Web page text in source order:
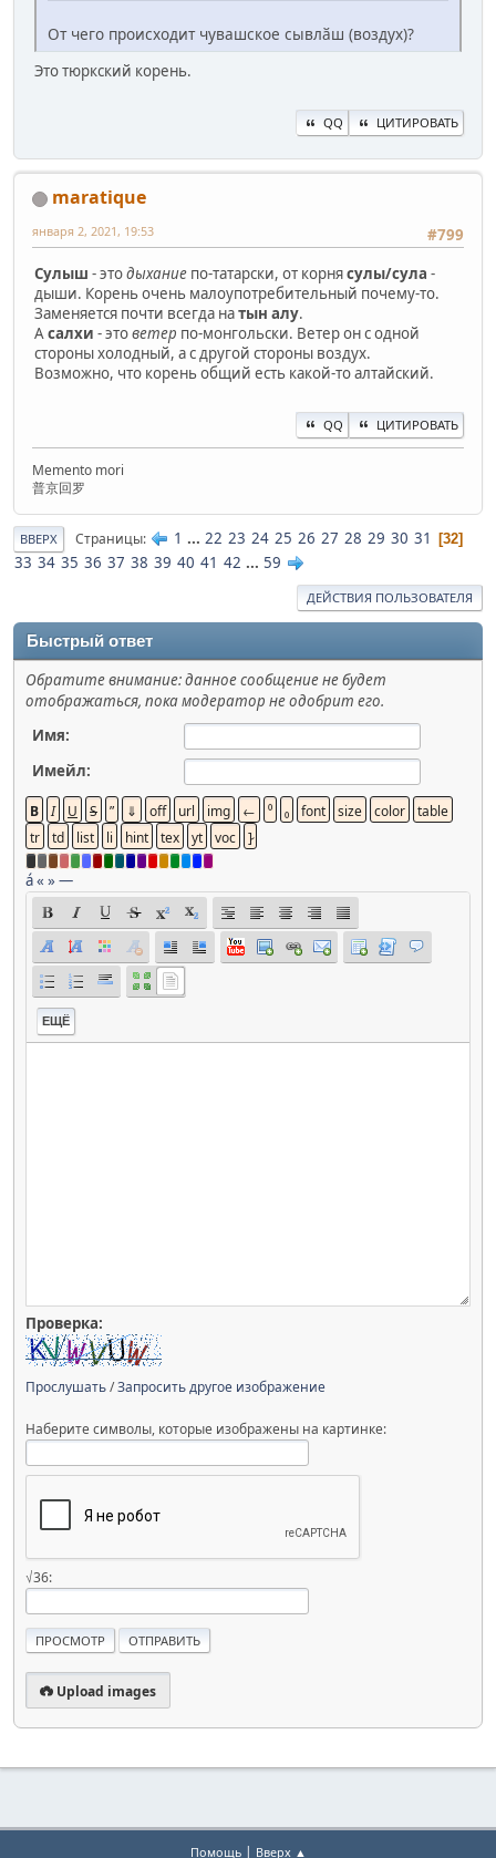
От чего происходит чувашское сывлӑш (воздух)?
Это тюркский корень.
QQ ЦИТИРОВАТЬ
maratique
#799
января 2, 2021, 19:53
Сулыш - этодыхание по-татарски, от корнясулы/сула -
дыши. Корень очень малоупотребительный почему-то.
Заменяется почти всегда натын алу.
Асалхи - этоветер по-монгольски. Ветер он с одной
стороны холодный, а с другой стороны воздух.
Возможно, что корень общий есть какой-то алтайский.
QQ ЦИТИРОВАТЬ
Memento mori
普京回罗
ВВЕРХ Страницы 1 ... 22 23 24 25 26 27 28 29 30 31 32
33 34 35 36 37 38 39 40 41 42 ... 59
ДЕЙСТВИЯ ПОЛЬЗОВАТЕЛЯ
Быстрый ответ
Обратите внимание: данное сообщение не будет
отображаться, пока модератор не одобрит его.
Имя:
Имейл:
á« »—
ЕЩЁ
Проверка:
Прослушать/Запросить другое изображение
Наберите символы, которые изображены на картинке:
√36:
Upload images
Помощь| Вверх ▲